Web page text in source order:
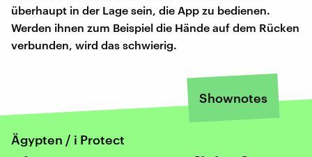
überhaupt in der Lage sein, die App zu bedienen.
Werden ihnen zum Beispiel die Hände auf dem Rücken
verbunden, wird das schwierig.
Shownotes
Ägypten / i Protect